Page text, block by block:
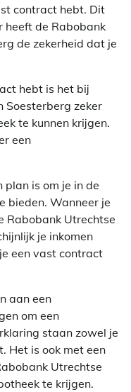
contract hebt. Dit
heeft de Rabobank
de zekerheid dat je
hebt is het bij
Soesterberg zeker
te kunnen krijgen.
een
is om je in de
bieden. Wanneer je
Rabobank Utrechtse
je inkomen
een vast contract
aan een
om een
staan zowel je
Het is ook met een
Utrechtse
te krijgen.